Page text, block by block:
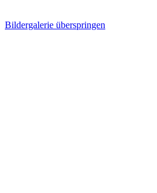
Bildergalerie überspringen